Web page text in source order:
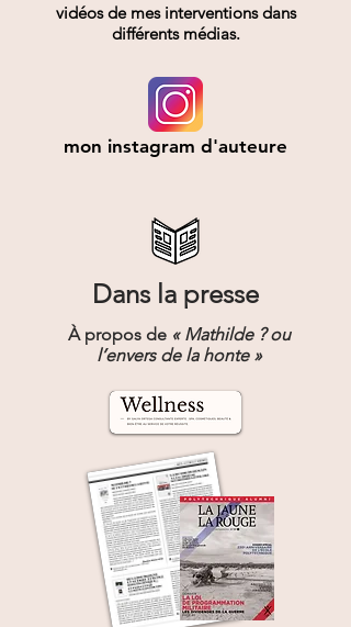
vidéos de mes interventions dans
différents médias.
mon instagram d'auteure
Dans la presse
À propos de « Mathilde ? ou
l’envers de la honte »